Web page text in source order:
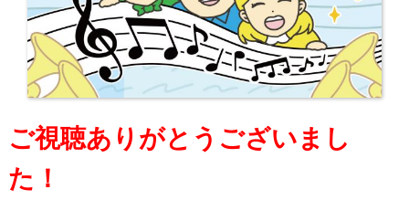
ご視聴ありがとうございまし
た！